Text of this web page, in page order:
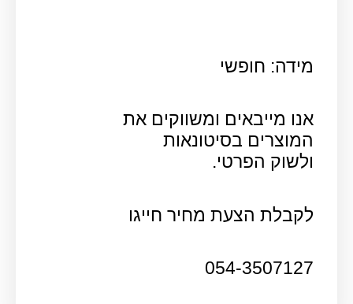
מידה: חופשי
אנו מייבאים ומשווקים את
המוצרים בסיטונאות
ולשוק הפרטי.
לקבלת הצעת מחיר חייגו
054-3507127